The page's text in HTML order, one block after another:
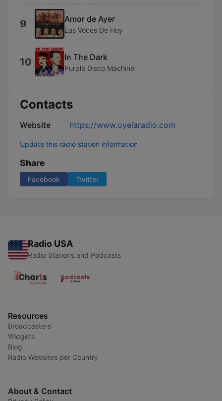
9 Amor de Ayer
Las Voces De Hoy
10 In The Dark
Purple Disco Machine
Contacts
Website https://www.oyelaradio.com
Update this radio station information
Share
Facebook Twitter
Radio USA
Radio Stations and Podcasts
Resources
Broadcasters
Widgets
Blog
Radio Websites per Country
About & Contact